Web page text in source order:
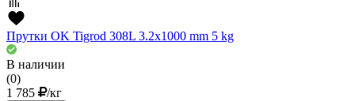
Прутки OK Tigrod 308L 3.2x1000 mm 5 kg
В наличии
(0)
1 785
/кг